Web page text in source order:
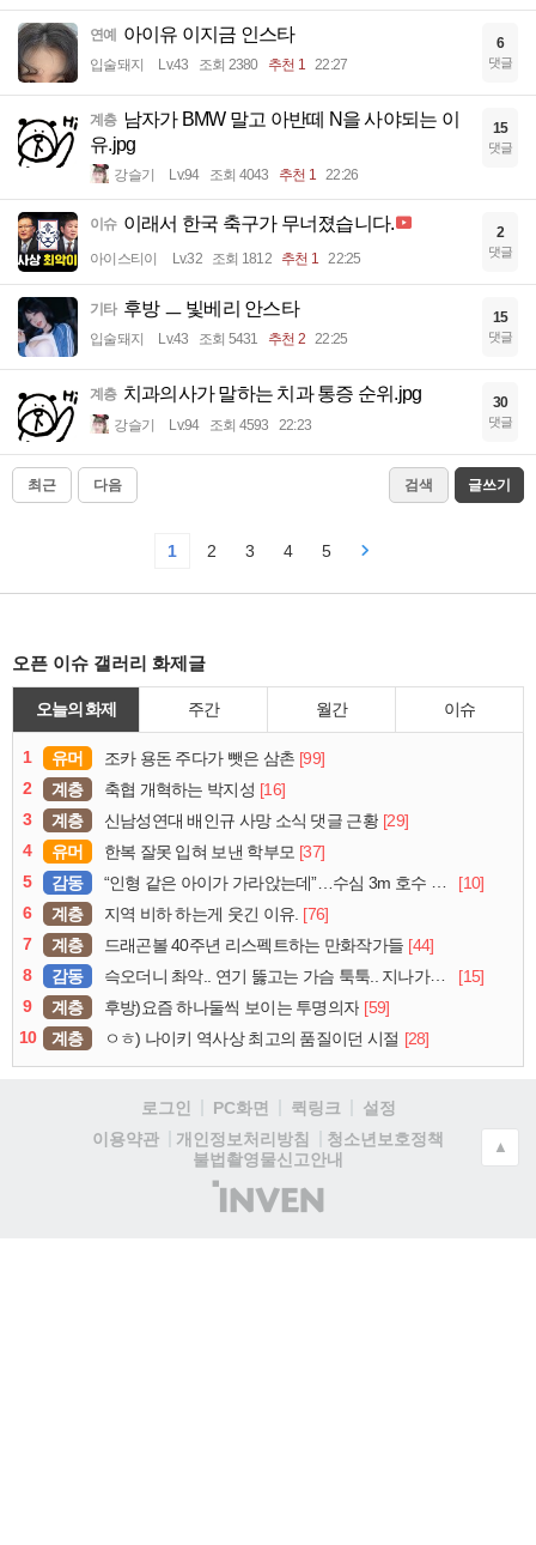
연예 아이유 이지금 인스타
입술돼지 Lv.43 조회 2380 추천 1 22:27
6
댓글
계층 남자가 BMW 말고 아반떼 N을 사야되는 이
유.jpg
강슬기 Lv.94 조회 4043 추천 1 22:26
15
댓글
이슈 이래서 한국 축구가 무너졌습니다.
아이스티이 Lv.32 조회 1812 추천 1 22:25
2
댓글
기타 후방 ㅡ 빛베리 안스타
입술돼지 Lv.43 조회 5431 추천 2 22:25
15
댓글
계층 치과의사가 말하는 치과 통증 순위.jpg
강슬기 Lv.94 조회 4593 22:23
30
댓글
최근 다음 검색 글쓰기
1 2 3 4 5
오픈 이슈 갤러리 화제글
오늘의 화제 주간 월간 이슈
1 유머 조카 용돈 주다가 뺏은 삼촌 [99]
2
계층 축협 개혁하는 박지성 [16]
3
계층 신남성연대 배인규 사망 소식 댓글 근황 [29]
4
유머 한복 잘못 입혀 보낸 학부모 [37]
5
감동 “인형 같은 아이가 가라앉는데”…수심 3m 호수 뛰어든 60대 의인
[10]
6
계층 지역 비하 하는게 웃긴 이유. [76]
7
계층 드래곤볼 40주년 리스펙트하는 만화작가들 [44]
8
감동 슥오더니 촤악.. 연기 뚫고는 가슴 툭툭.. 지나가던 아재의 정체
[15]
9
계층 후방)요즘 하나둘씩 보이는 투명의자 [59]
10
계층 ㅇㅎ) 나이키 역사상 최고의 품질이던 시절 [28]
로그인 PC화면 퀵링크
설정
이용약관
개인정보처리방침
청소년보호정책
불법촬영물신고안내
(주)
인
▲